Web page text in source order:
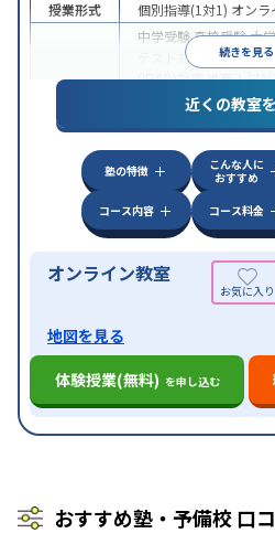
続きを見る
授業形式 個別指導(1対1) オンラ
中学受験高校受験大
テスト対策
内申点対策
(旧AO)対策推薦入試
私大対策共通テス
特徴
中高一貫校生に対応
オンライン対応 1科
みの受講可
自習室あり
近くの教室
塾の特徴
こんな人に
おすすめ
コース内容
コース料金
オンライン教室
地図を見る
体験授業(無料) を申し込む
おすすめ塾・予備校 口